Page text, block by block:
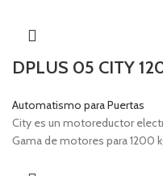
DPLUS 05 CITY
Automatismo para Puertas
City es un motoreductor
Gama de motores para 1200